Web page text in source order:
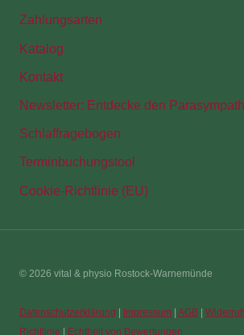
Zahlungsarten
Katalog
Kontakt
Newsletter: Entdecke den
Schlaffragebogen
Terminbuchungstool
Cookie-Richtlinie (EU)
© 2026 vital & physio Rostock-Warnemünde
Datenschutzerklärung Impressum AGB
Richtlinie
Echtheit von Bewertungen